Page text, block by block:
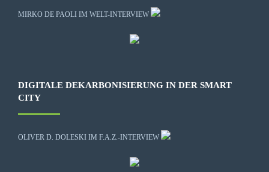
MIRKO DE PAOLI IM WELT-INTERVIEW
DIGITALE DEKARBONISIERUNG IN DER SMART
CITY
OLIVER D. DOLESKI IM F.A.Z.-INTERVIEW